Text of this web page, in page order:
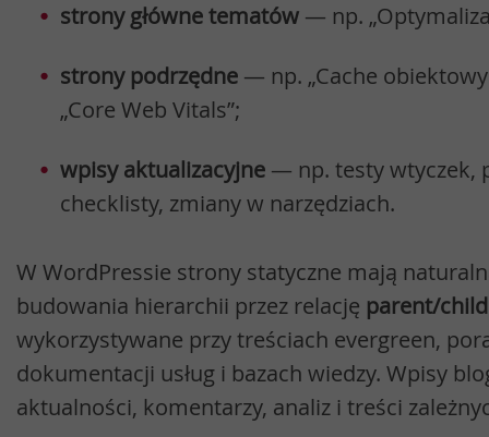
strony główne tematów — np.
strony podrzędne — np. „Cache
„Core Web Vitals”;
wpisy aktualizacyjne — np. testy wtyczek,
checklisty, zmiany w narzędziach.
W WordPressie strony statyczne mają
budowania hierarchii przez relację parent/child
wykorzystywane przy treściach evergreen,
dokumentacji usług i bazach wiedzy. Wpisy
aktualności, komentarzy, analiz i treści